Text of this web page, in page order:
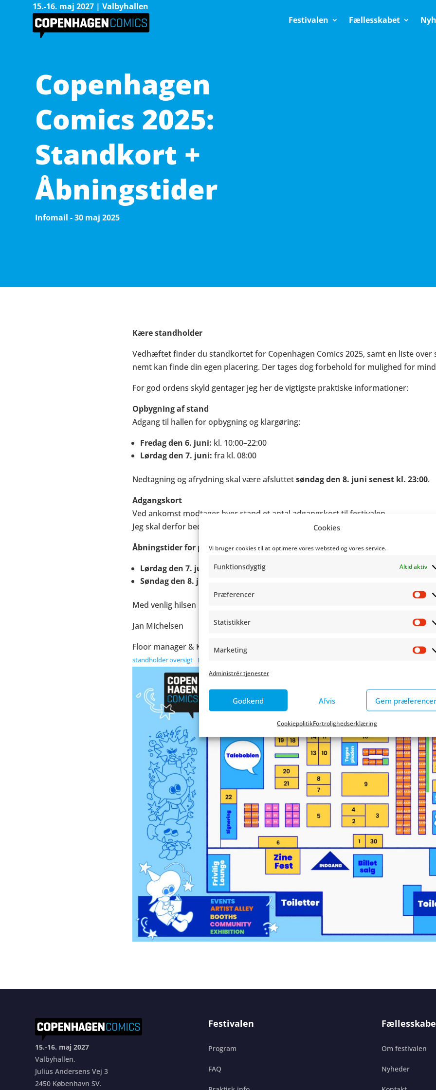
Cookies
Vi bruger cookies til at optimere vores websted og vores service.
Funktionsdygtig Altid aktiv
Præferencer
Statistikker
Marketing
Administrér tjenester
Godkend Afvis Gem præferencer
CookiepolitikFortrolighedserklæring
15.-16. maj 2027 | Valbyhallen
Festivalen
Fællesskabet
Copenhagen
Comics 2025:
Standkort +
Åbningstider
Infomail - 30 maj 2025
Kære standholder
Vedhæftet finder du standkortet for Copenhagen Comics 2025, samt en liste over
nemt kan finde din egen placering. Der tages dog forbehold for mulighed for
For god ordens skyld gentager jeg her de vigtigste praktiske informationer:
Opbygning af stand
Adgang til hallen for opbygning og klargøring:
Fredag den 6. juni: kl. 10:00–22:00
Lørdag den 7. juni: fra kl. 08:00
Nedtagning og afrydning skal være afsluttetsøndag den 8. juni senest kl. 23:00.
Adgangskort
Ved ankomst modtager hver stand et antal adgangskort til festivalen.
Jeg skal derfor bede dig om at sende mig en mail med, hvor mange kort I har
Åbningstider for publikum
Lørdag den 7. juni:
kl. 10:00–17:00
Søndag den 8. juni:
Med venlig hilsen
Jan Michelsen
Floor manager & Kasserer i Copenhagen Comics
standholder oversigt Download
15.-16. maj 2027
Valbyhallen,
Julius Andersens Vej 3
2450 København SV.
Festivalen
Program
FAQ
Om festivalen
Nyheder